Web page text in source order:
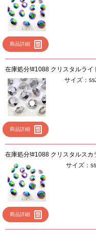
商品詳細
在庫処分!#1088 クリスタルラ
商品詳細
サイズ：
在庫処分!#1088 クリスタルス
商品詳細
サイズ：